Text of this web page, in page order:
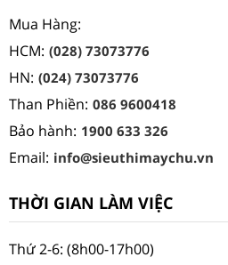
Mua Hàng:
HCM: (028) 73073776
HN: (024) 73073776
Than Phiền: 086 9600418
Bảo hành: 1900 633 326
Email: info@sieuthimaychu.vn
THỜI GIAN LÀM VIỆC
Thứ 2-6: (8h00-17h00)